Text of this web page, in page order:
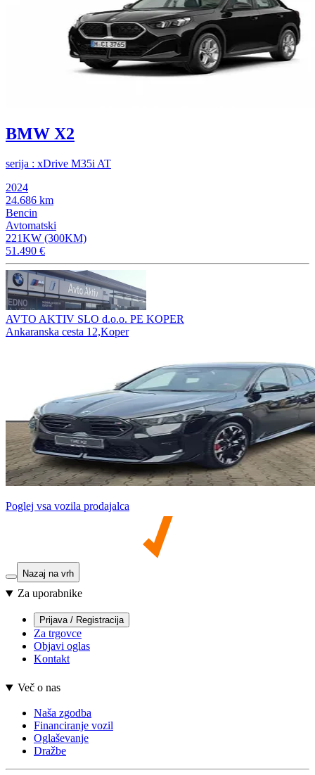
BMW X2
serija : xDrive M35i AT
2024
24.686 km
Bencin
Avtomatski
221KW (300KM)
51.490 €
AVTO AKTIV SLO d.o.o. PE KOPER
Ankaranska cesta 12,Koper
Poglej vsa vozila prodajalca
Nazaj na vrh
Za uporabnike
Prijava / Registracija
Za trgovce
Objavi oglas
Kontakt
Več o nas
Naša zgodba
Financiranje vozil
Oglaševanje
Dražbe